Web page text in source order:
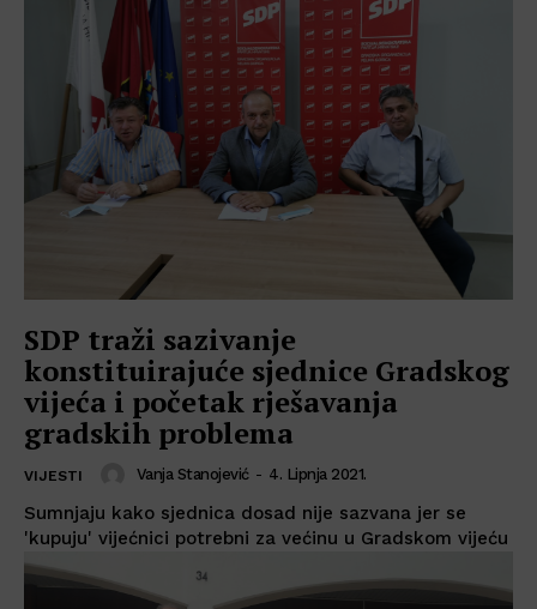
SDP traži sazivanje
konstituirajuće sjednice Gradskog
vijeća i početak rješavanja
gradskih problema
VIJESTI Vanja Stanojević - 4. Lipnja 2021.
Sumnjaju kako sjednica dosad nije sazvana jer se
'kupuju' vijećnici potrebni za većinu u Gradskom vijeću